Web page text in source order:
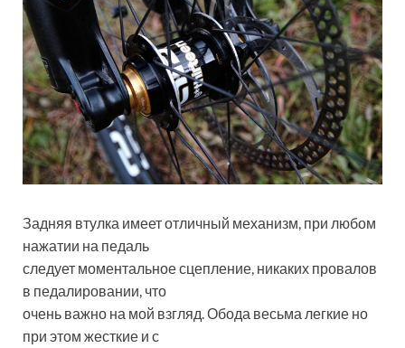
Задняя втулка имеет отличный механизм, при любом
нажатии на педаль
следует моментальное сцепление, никаких провалов
в педалировании, что
очень важно на мой взгляд. Обода весьма легкие но
при этом жесткие и с